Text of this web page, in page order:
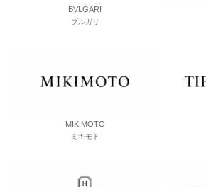
BVLGARI
ブルガリ
MIKIMOTO
ミキモト